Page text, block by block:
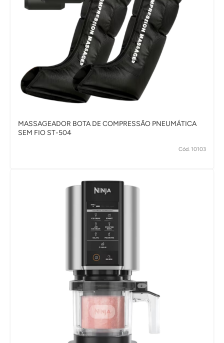
MASSAGEADOR BOTA DE COMPRESSÃO PNEUMÁTICA
SEM FIO ST-504
Cód. 10103